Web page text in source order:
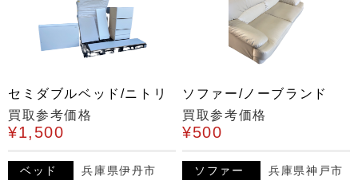
セミダブルベッド/ニトリ
買取参考価格
¥1,500
ベッド 兵庫県伊丹市
ソファー/ノーブランド
買取参考価格
¥500
ソファー 兵庫県神戸市